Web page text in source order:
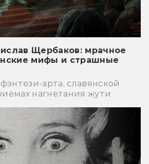
Щербаков: мрачное
мифы и страшные
арта, славянской
нагнетания жути